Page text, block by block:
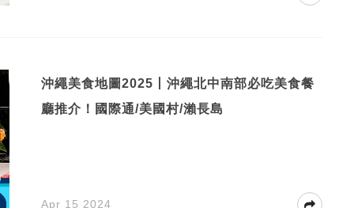
沖繩美食地圖2025丨沖繩北中南部必吃美食餐
廳推介！國際通/美國村/瀨長島
Apr 15 2024